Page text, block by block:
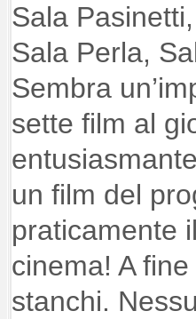
Sala
Sala Perla,
Sembra
sette film al
un film del
praticamente
cinema! A
stanchi.